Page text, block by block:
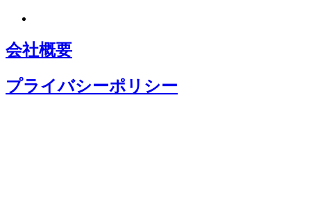
会社概要
プライバシーポリシー